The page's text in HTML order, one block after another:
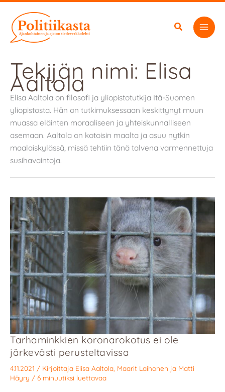
sisältöön
Tekijän nimi: Elisa
Aaltola
Elisa Aaltola on filosofi ja yliopistotutkija Itä-Suomen
yliopistosta. Hän on tutkimuksessaan keskittynyt muun
muassa eläinten moraaliseen ja yhteiskunnalliseen
asemaan. Aaltola on kotoisin maalta ja asuu nytkin
maalaiskylässä, missä tehtiin tänä talvena varmennettuja
susihavaintoja.
Tarhaminkkien koronarokotus ei ole
järkevästi perusteltavissa
4.11.2021 / Kirjoittaja Elisa Aaltola Maarit Laihonen ja Matti
Häyry / 6 minuutiksi luettavaa